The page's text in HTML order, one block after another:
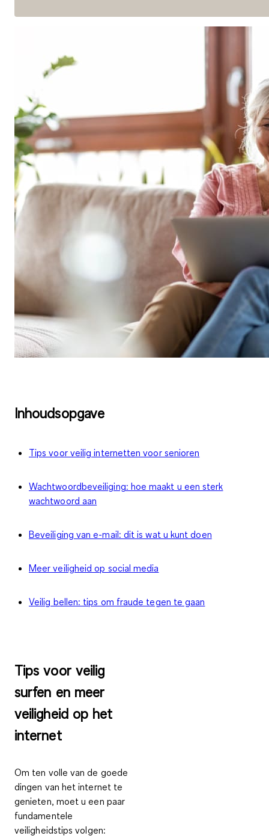
Inhoudsopgave
Tips voor veilig internetten voor senioren
Wachtwoordbeveiliging: hoe maakt u een sterk
wachtwoord aan
Beveiliging van e-mail: dit is wat u kunt doen
Meer veiligheid op social media
Veilig bellen: tips om fraude tegen te gaan
Tips voor veilig
surfen en meer
veiligheid op het
internet
Om ten volle van de goede
dingen van het internet te
genieten, moet u een paar
fundamentele
veiligheidstips volgen: